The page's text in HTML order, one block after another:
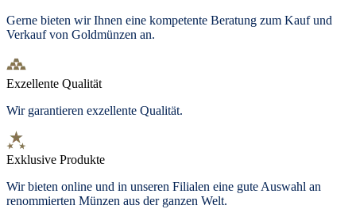
Gerne bieten wir Ihnen eine kompetente Beratung zum Kauf und
Verkauf von Goldmünzen an.
Exzellente Qualität
Wir garantieren exzellente Qualität.
Exklusive Produkte
Wir bieten online und in unseren Filialen eine gute Auswahl an
renommierten Münzen aus der ganzen Welt.